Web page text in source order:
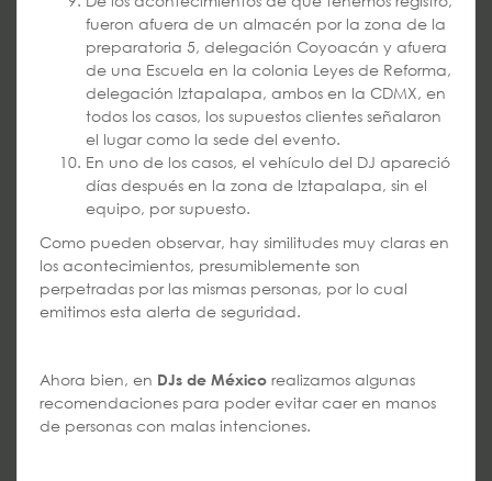
fueron afuera de un almacén por la zona de la
preparatoria 5, delegación Coyoacán y afuera
de una Escuela en la colonia Leyes de Reforma,
delegación Iztapalapa, ambos en la CDMX, en
todos los casos, los supuestos clientes señalaron
el lugar como la sede del evento.
En uno de los casos, el vehículo del DJ apareció
días después en la zona de Iztapalapa, sin el
equipo, por supuesto.
Como pueden observar, hay similitudes muy claras en
los acontecimientos, presumiblemente son
perpetradas por las mismas personas, por lo cual
emitimos esta alerta de seguridad.
Ahora bien, en DJs de México realizamos algunas
recomendaciones para poder evitar caer en manos
de personas con malas intenciones.